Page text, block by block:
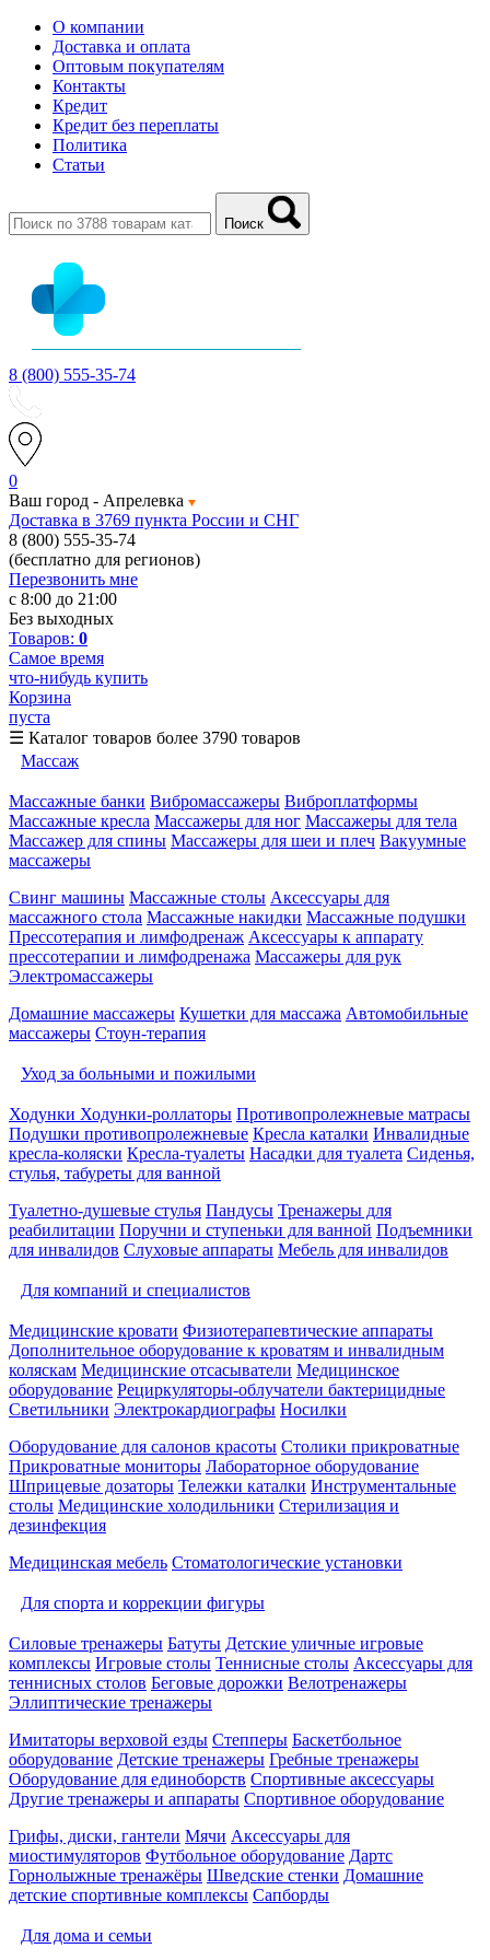
О компании
Доставка и оплата
Оптовым покупателям
Контакты
Кредит
Кредит без переплаты
Политика
Статьи
Поиск
8 (800) 555-35-74
0
Ваш город - Апрелевка
Доставка в 3769 пункта России и СНГ
8 (800) 555-35-74
(бесплатно для регионов)
Перезвонить мне
с 8:00 до 21:00
Без выходных
Товаров: 0
Самое время
что-нибудь купить
Корзина
пуста
☰ Каталог товаров более 3790 товаров
Массаж
Массажные банки Вибромассажеры Виброплатформы
Массажные кресла Массажеры для ног Массажеры для тела
Массажер для спины Массажеры для шеи и плеч Вакуумные
массажеры
Свинг машины Массажные столы Аксессуары для
массажного стола Массажные накидки Массажные подушки
Прессотерапия и лимфодренаж Аксессуары к аппарату
прессотерапии и лимфодренажа Массажеры для рук
Электромассажеры
Домашние массажеры Кушетки для массажа Автомобильные
массажеры Стоун-терапия
Уход за больными и пожилыми
Ходунки Ходунки-роллаторы Противопролежневые матрасы
Подушки противопролежневые Кресла каталки Инвалидные
кресла-коляски Кресла-туалеты Насадки для туалета Сиденья,
стулья, табуреты для ванной
Туалетно-душевые стулья Пандусы Тренажеры для
реабилитации Поручни и ступеньки для ванной Подъемники
для инвалидов Слуховые аппараты Мебель для инвалидов
Для компаний и специалистов
Медицинские кровати Физиотерапевтические аппараты
Дополнительное оборудование к кроватям и инвалидным
коляскам Медицинские отсасыватели Медицинское
оборудование Рециркуляторы-облучатели бактерицидные
Светильники Электрокардиографы Носилки
Оборудование для салонов красоты Столики прикроватные
Прикроватные мониторы Лабораторное оборудование
Шприцевые дозаторы Тележки каталки Инструментальные
столы Медицинские холодильники Стерилизация и
дезинфекция
Медицинская мебель Стоматологические установки
Для спорта и коррекции фигуры
Силовые тренажеры Батуты Детские уличные игровые
комплексы Игровые столы Теннисные столы Аксессуары для
теннисных столов Беговые дорожки Велотренажеры
Эллиптические тренажеры
Имитаторы верховой езды Степперы Баскетбольное
оборудование Детские тренажеры Гребные тренажеры
Оборудование для единоборств Спортивные аксессуары
Другие тренажеры и аппараты Спортивное оборудование
Грифы, диски, гантели Мячи Аксессуары для
миостимуляторов Футбольное оборудование Дартс
Горнолыжные тренажёры Шведские стенки Домашние
детские спортивные комплексы Сапборды
Для дома и семьи